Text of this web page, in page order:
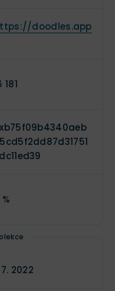
doodles.app
181
7. 2022